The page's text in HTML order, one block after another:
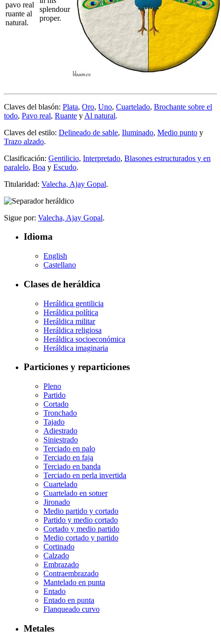
pavo real
ruante al
natural.
splendour
proper.
Claves del blasón: Plata, Oro, Uno, Cuartelado, Brochante sobre el
todo, Pavo real, Ruante y Al natural.
Claves del estilo: Delineado de sable, Iluminado, Medio punto y
Trazo alzado.
Clasificación: Gentilicio, Interpretado, Blasones estructurados y en
paralelo, Boa y Escudo.
Titularidad: Valecha, Ajay Gopal.
Sigue por: Valecha, Ajay Gopal.
Idioma
English
Castellano
Clases de heráldica
Heráldica gentilicia
Heráldica política
Heráldica militar
Heráldica religiosa
Heráldica socioeconómica
Heráldica imaginaria
Particiones y reparticiones
Pleno
Partido
Cortado
Tronchado
Tajado
Adiestrado
Siniestrado
Terciado en palo
Terciado en faja
Terciado en banda
Terciado en perla invertida
Cuartelado
Cuartelado en sotuer
Jironado
Medio partido y cortado
Partido y medio cortado
Cortado y medio partido
Medio cortado y partido
Cortinado
Calzado
Embrazado
Contraembrazado
Mantelado en punta
Entado
Entado en punta
Flanqueado curvo
Metales